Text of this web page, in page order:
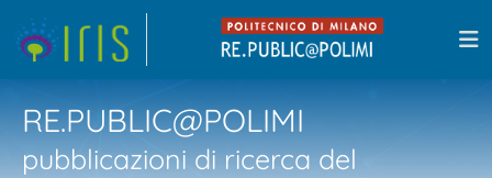
RE.PUBLIC@POLIMI
pubblicazioni di ricerca del